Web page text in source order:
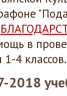
в
1-4 классов.
2018